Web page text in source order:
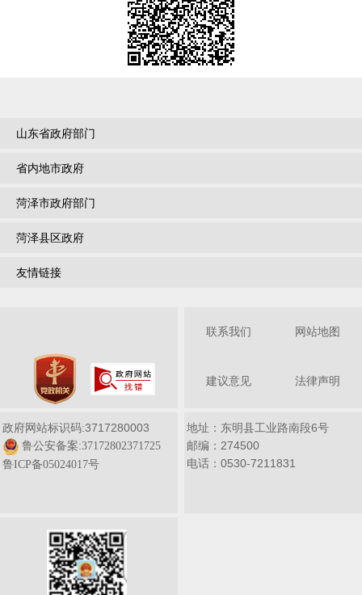
山东省政府部门
省内地市政府
菏泽市政府部门
菏泽县区政府
友情链接
联系我们 网站地图
建议意见 法律声明
政府网站标识码:3717280003
鲁公安备案:37172802371725
鲁ICP备05024017号
地址：东明县工业路南段6号
邮编：274500
电话：0530-7211831